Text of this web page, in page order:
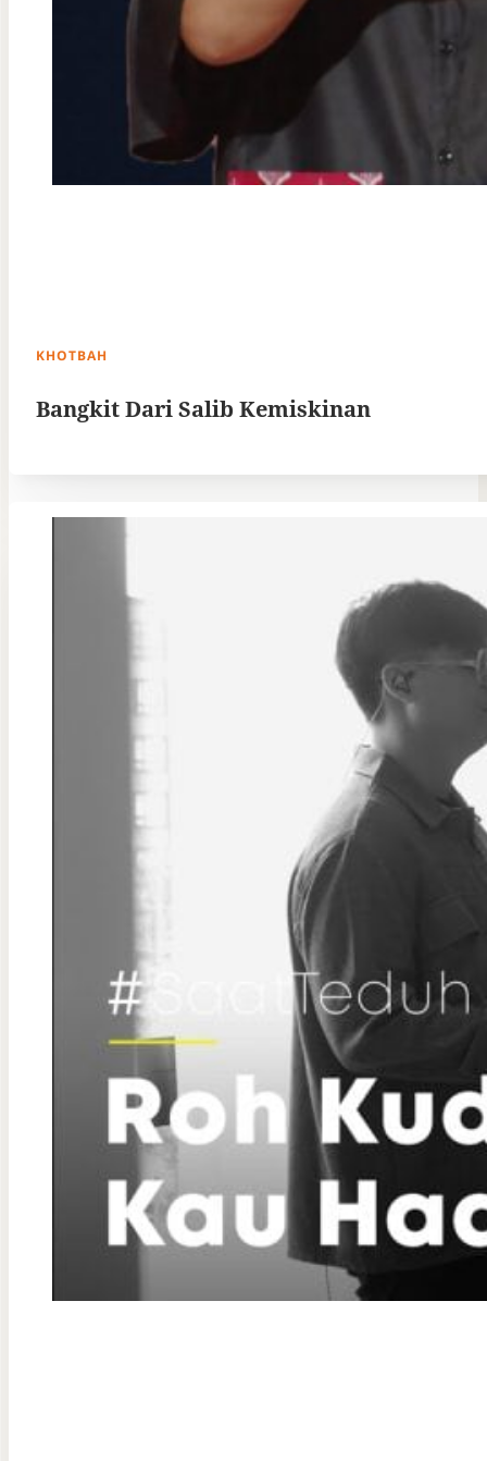
KHOTBAH
Bangkit Dari Salib Kemiskinan